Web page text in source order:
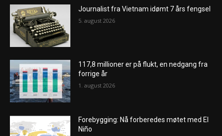
Journalist fra Vietnam idømt 7 års fengsel
5. august 2026
117,8 millioner er på flukt, en nedgang fra
forrige år
1. august 2026
Forebygging: Nå forberedes møtet med El
Niño